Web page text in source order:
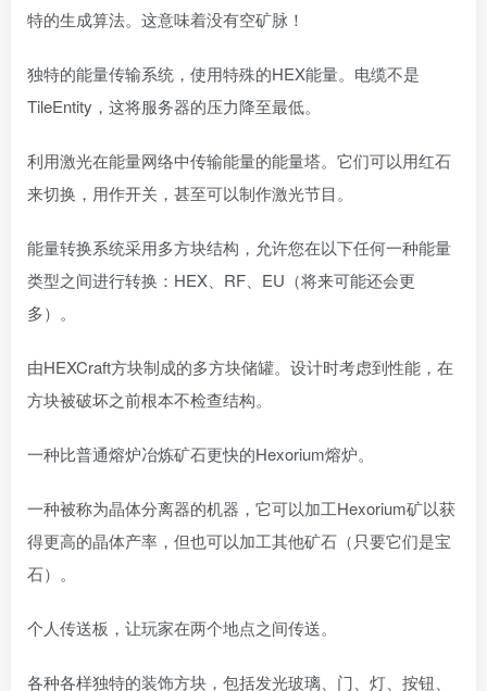
特的生成算法。这意味着没有空矿脉！
独特的能量传输系统，使用特殊的HEX能量。电缆不是
TileEntity，这将服务器的压力降至最低。
利用激光在能量网络中传输能量的能量塔。它们可以用红石
来切换，用作开关，甚至可以制作激光节目。
能量转换系统采用多方块结构，允许您在以下任何一种能量
类型之间进行转换：HEX、RF、EU（将来可能还会更
多）。
由HEXCraft方块制成的多方块储罐。设计时考虑到性能，在
方块被破坏之前根本不检查结构。
一种比普通熔炉冶炼矿石更快的Hexorium熔炉。
一种被称为晶体分离器的机器，它可以加工Hexorium矿以获
得更高的晶体产率，但也可以加工其他矿石（只要它们是宝
石）。
个人传送板，让玩家在两个地点之间传送。
各种各样独特的装饰方块，包括发光玻璃、门、灯、按钮、